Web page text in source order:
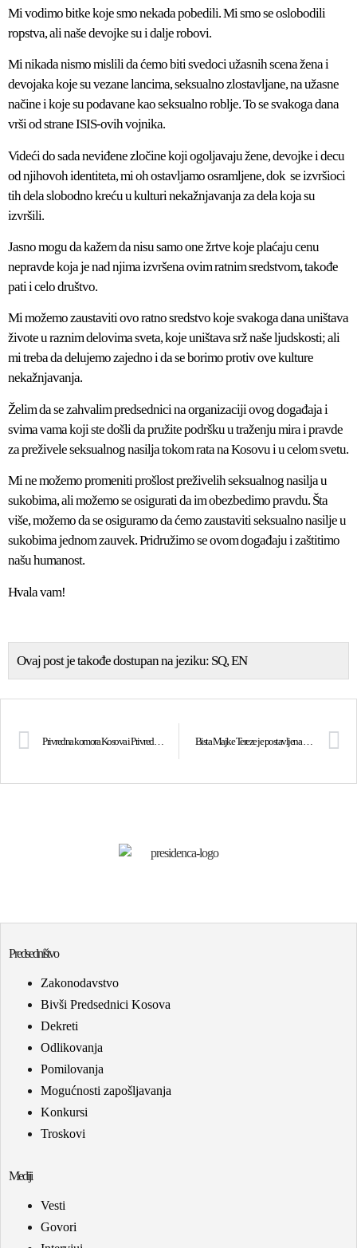
Mi vodimo bitke koje smo nekada pobedili. Mi smo se oslobodili
ropstva, ali naše devojke su i dalje robovi.
Mi nikada nismo mislili da ćemo biti svedoci užasnih scena žena i
devojaka koje su vezane lancima, seksualno zlostavljane, na užasne
načine i koje su podavane kao seksualno roblje. To se svakoga dana
vrši od strane ISIS-ovih vojnika.
Videći do sada neviđene zločine koji ogoljavaju žene, devojke i decu
od njihovoh identiteta, mi oh ostavljamo osramljene, dok se izvršioci
tih dela slobodno kreću u kulturi nekažnjavanja za dela koja su
izvršili.
Jasno mogu da kažem da nisu samo one žrtve koje plaćaju cenu
nepravde koja je nad njima izvršena ovim ratnim sredstvom, takođe
pati i celo društvo.
Mi možemo zaustaviti ovo ratno sredstvo koje svakoga dana uništava
živote u raznim delovima sveta, koje uništava srž naše ljudskosti; ali
mi treba da delujemo zajedno i da se borimo protiv ove kulture
nekažnjavanja.
Želim da se zahvalim predsednici na organizaciji ovog događaja i
svima vama koji ste došli da pružite podršku u traženju mira i pravde
za preživele seksualnog nasilja tokom rata na Kosovu i u celom svetu.
Mi ne možemo promeniti prošlost preživelih seksualnog nasilja u
sukobima, ali možemo se osigurati da im obezbedimo pravdu. Šta
više, možemo da se osiguramo da ćemo zaustaviti seksualno nasilje u
sukobima jednom zauvek. Pridružimo se ovom događaju i zaštitimo
našu humanost.
Hvala vam!
Ovaj post je takođe dostupan na jeziku: SQ EN
Privredna komora Kosova i Privredna komora Malte potpisale su sporazume o saradnj
Predsedništvo
Zakonodavstvo
Bivši Predsednici Kosova
Dekreti
Odlikovanja
Pomilovanja
Mogućnosti zapošljavanja
Konkursi
Troskovi
Mediji
Vesti
Govori